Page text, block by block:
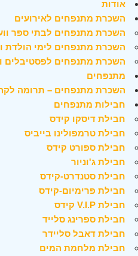
אודות
השכרת מתנפחים לאירועים
השכרת מתנפחים לבתי ספר
השכרת מתנפחים לימי הולדת
השכרת מתנפחים לפסטיבלים
מתנפחים
השכרת מתנפחים – תרומה
חבילות מתנפחים
חבילת דיסקו קידס
חבילת טרמפולינו בייביס
חבילת ספורט קידס
חבילת ג'וניור
חבילת סטנדרט-קידס
חבילת פרימיום-קידס
חבילת V.I.P קידס
חבילת ספרינג סלייד
חבילת דאבל סליידר
חבילת מלחמת המים